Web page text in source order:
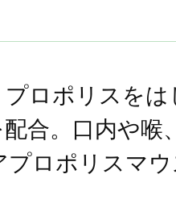
ロポリスをは
合。口内や喉
ロポリスマウ